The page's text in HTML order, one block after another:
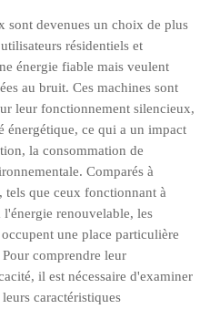
sont devenues un choix de plus
résidentiels et
énergie fiable mais veulent
au bruit. Ces machines sont
leur fonctionnement silencieux,
énergétique, ce qui a un impact
la consommation de
Comparés à
tels que ceux fonctionnant à
l'énergie renouvelable, les
une place particulière
comprendre leur
il est nécessaire d'examiner
caractéristiques